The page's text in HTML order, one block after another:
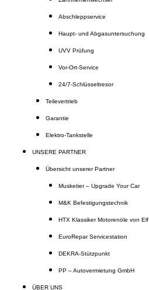
Abschleppservice
Haupt- und Abgasuntersuchung
UVV Prüfung
Vor-Ort-Service
24/7-Schlüsseltresor
Teilevertrieb
Garantie
Elektro-Tankstelle
UNSERE PARTNER
Übersicht unserer Partner
Musketier – Upgrade Your Car
M&K Befestigungstechnik
HTX Klassiker Motorenöle von Elf
EuroRepar Servicestation
DEKRA-Stützpunkt
PP – Autovermietung GmbH
ÜBER UNS